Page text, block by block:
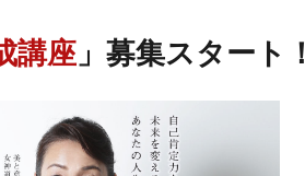
講座 」募集スタート！